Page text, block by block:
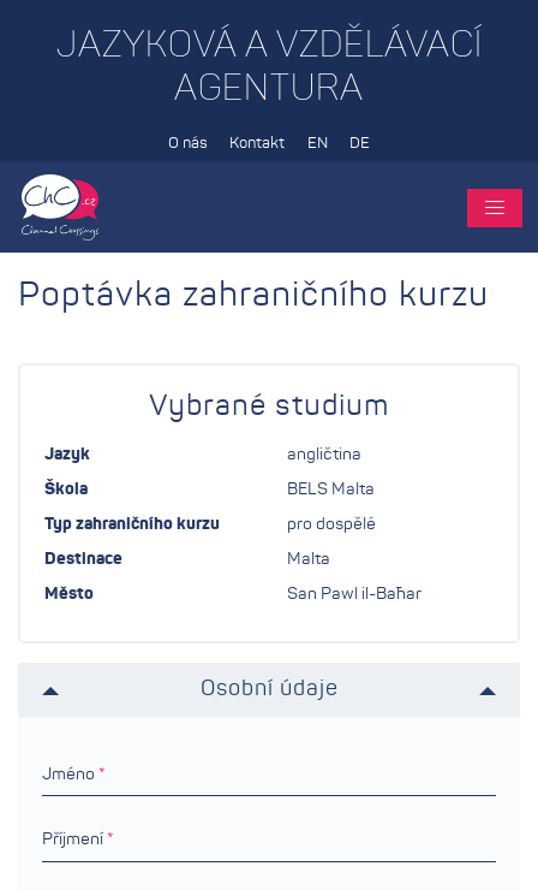
JAZYKOVÁ A VZDĚLÁVACÍ
AGENTURA
O nás Kontakt EN DE
Poptávka zahraničního kurzu
Vybrané studium
Jazyk angličtina
Škola BELS Malta
Typ zahraničního kurzu pro dospělé
Destinace Malta
Město San Pawl il-Baħar
Osobní údaje
Jméno
Příjmení